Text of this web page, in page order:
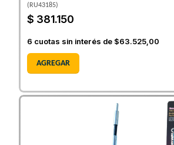
(RU43185)
$ 381.150
6 cuotas sin interés de $63.525,00
AGREGAR